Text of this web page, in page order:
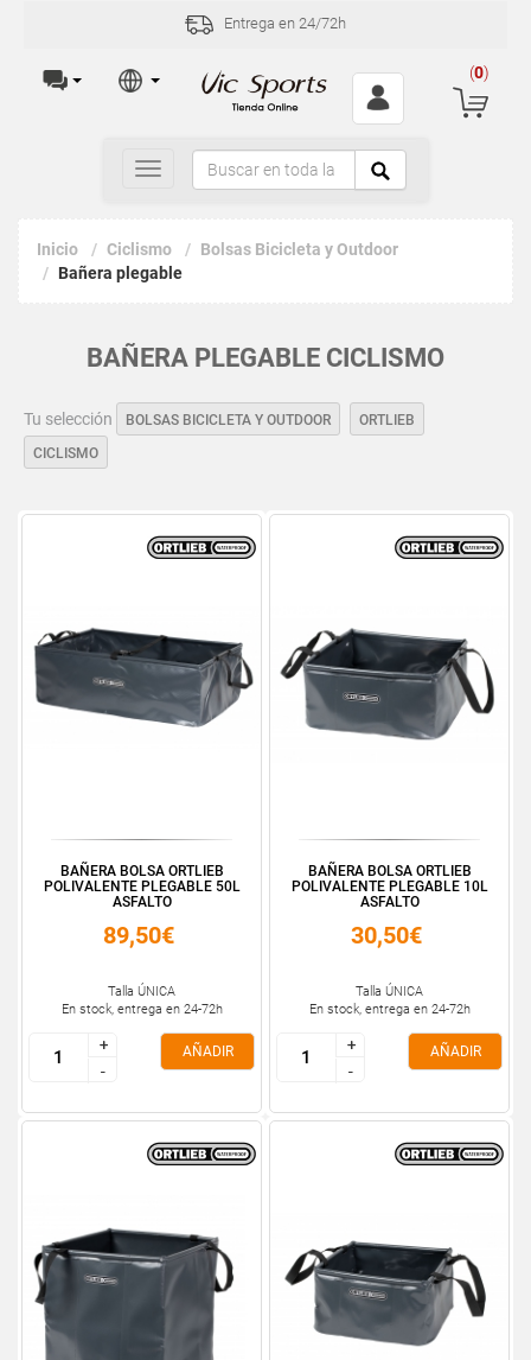
Entrega en 24/72h
(0)
Toggle
navigation
Inicio Ciclismo
Bolsas Bicicleta y Outdoor
Bañera plegable
BAÑERA PLEGABLE CICLISMO
Tu selección BOLSAS BICICLETA Y OUTDOOR
ORTLIEB
CICLISMO
BAÑERA BOLSA ORTLIEB
POLIVALENTE PLEGABLE 50L
ASFALTO
89,50€
Talla ÚNICA
En stock, entrega en 24-72h
+
-
+
-
AÑADIR
BAÑERA BOLSA ORTLIEB
POLIVALENTE PLEGABLE 10L
ASFALTO
30,50€
Talla ÚNICA
En stock, entrega en 24-72h
+
-
+
-
AÑADIR